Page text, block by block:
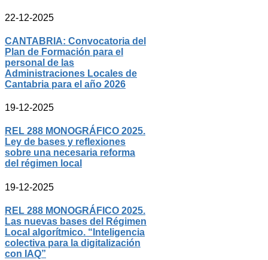
22-12-2025
CANTABRIA: Convocatoria del
Plan de Formación para el
personal de las
Administraciones Locales de
Cantabria para el año 2026
19-12-2025
REL 288 MONOGRÁFICO 2025.
Ley de bases y reflexiones
sobre una necesaria reforma
del régimen local
19-12-2025
REL 288 MONOGRÁFICO 2025.
Las nuevas bases del Régimen
Local algorítmico. “Inteligencia
colectiva para la digitalización
con IAQ”